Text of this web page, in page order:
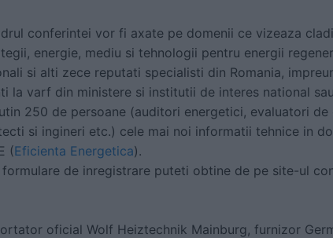
conferintei vor fi axate pe domenii ce vizeaza
energie, mediu si tehnologii pentru energii
si alti zece reputati specialisti din Romania,
la varf din ministere si institutii de interes national
250 de persoane (auditori energetici, evaluatori
si ingineri etc.) cele mai noi informatii tehnice in
(Eficienta Energetica).
de inregistrare puteti obtine de pe site-ul
oficial Wolf Heiztechnik Mainburg, furnizor